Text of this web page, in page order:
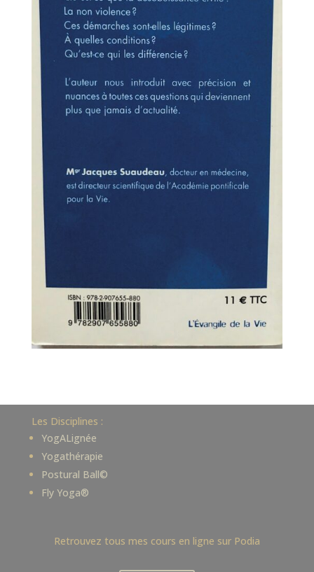
Les Disciplines :
YogALignée
Yogathérapie
Postural Ball©
Fly Yoga®
Retrouvez tous mes cours en ligne sur Podia